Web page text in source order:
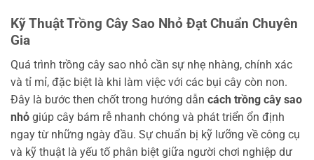
Kỹ Thuật Trồng Cây Sao Nhỏ Đạt Chuẩn Chuyên
Gia
Quá trình trồng cây sao nhỏ cần sự nhẹ nhàng, chính xác
và tỉ mỉ, đặc biệt là khi làm việc với các bụi cây còn non.
Đây là bước then chốt trong hướng dẫn cách trồng cây sao
nhỏ giúp cây bám rễ nhanh chóng và phát triển ổn định
ngay từ những ngày đầu. Sự chuẩn bị kỹ lưỡng về công cụ
và kỹ thuật là yếu tố phân biệt giữa người chơi nghiệp dư